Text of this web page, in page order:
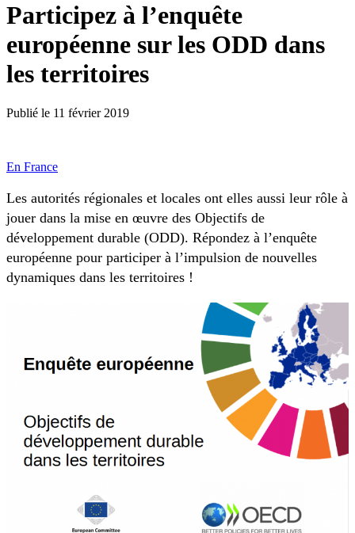
Participez à l’enquête
européenne sur les ODD dans
les territoires
Publié le 11 février 2019
En France
Les autorités régionales et locales ont elles aussi leur rôle à
jouer dans la mise en œuvre des Objectifs de
développement durable (ODD). Répondez à l’enquête
européenne pour participer à l’impulsion de nouvelles
dynamiques dans les territoires !